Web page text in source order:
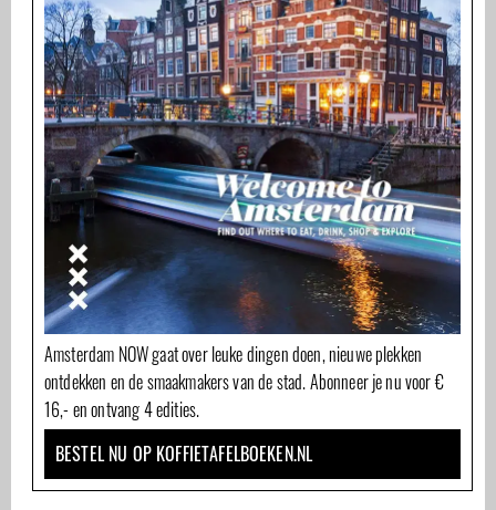
Amsterdam NOW gaat over leuke dingen doen, nieuwe plekken
ontdekken en de smaakmakers van de stad. Abonneer je nu voor €
16,- en ontvang 4 edities.
BESTEL NU OP KOFFIETAFELBOEKEN.NL